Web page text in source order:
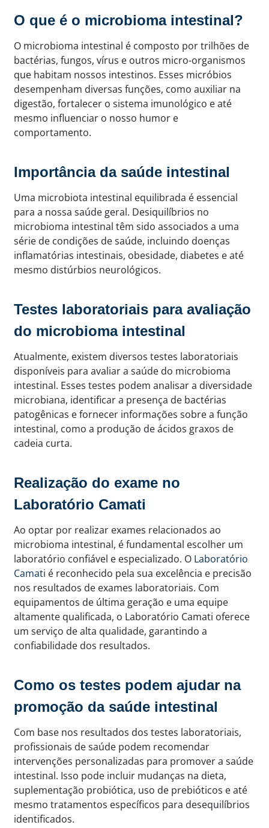
O que é o microbioma intestinal?
O microbioma intestinal é composto por trilhões de
bactérias, fungos, vírus e outros micro-organismos
que habitam nossos intestinos. Esses micróbios
desempenham diversas funções, como auxiliar na
digestão, fortalecer o sistema imunológico e até
mesmo influenciar o nosso humor e
comportamento.
Importância da saúde intestinal
Uma microbiota intestinal equilibrada é essencial
para a nossa saúde geral. Desiquilíbrios no
microbioma intestinal têm sido associados a uma
série de condições de saúde, incluindo doenças
inflamatórias intestinais, obesidade, diabetes e até
mesmo distúrbios neurológicos.
Testes laboratoriais para avaliação
do microbioma intestinal
Atualmente, existem diversos testes laboratoriais
disponíveis para avaliar a saúde do microbioma
intestinal. Esses testes podem analisar a diversidade
microbiana, identificar a presença de bactérias
patogênicas e fornecer informações sobre a função
intestinal, como a produção de ácidos graxos de
cadeia curta.
Realização do exame no
Laboratório Camati
Ao optar por realizar exames relacionados ao
microbioma intestinal, é fundamental escolher um
laboratório confiável e especializado. O Laboratório
Camati é reconhecido pela sua excelência e precisão
nos resultados de exames laboratoriais. Com
equipamentos de última geração e uma equipe
altamente qualificada, o Laboratório Camati oferece
um serviço de alta qualidade, garantindo a
confiabilidade dos resultados.
Como os testes podem ajudar na
promoção da saúde intestinal
Com base nos resultados dos testes laboratoriais,
profissionais de saúde podem recomendar
intervenções personalizadas para promover a saúde
intestinal. Isso pode incluir mudanças na dieta,
suplementação probiótica, uso de prebióticos e até
mesmo tratamentos específicos para desequilíbrios
identificados.